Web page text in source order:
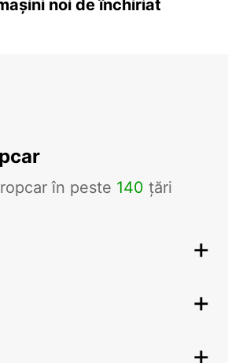
noi de închiriat
în peste 140 țări